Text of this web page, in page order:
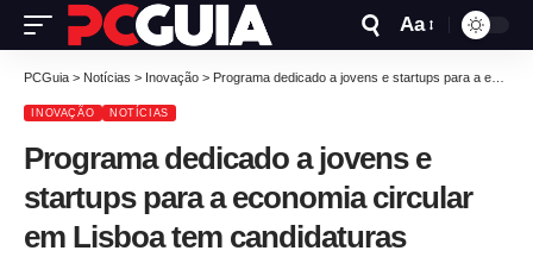
Aa
PCGuia > Notícias > Inovação > Programa dedicado a jovens e startups para a economia circular em Lisboa tem candidaturas abertas
INOVAÇÃO NOTÍCIAS
Programa dedicado a jovens e
startups para a economia circular
em Lisboa tem candidaturas